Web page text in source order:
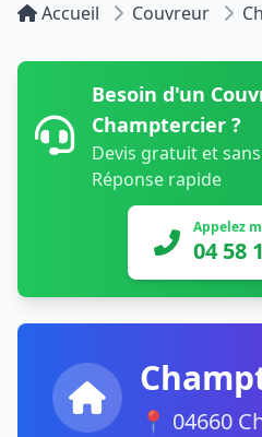
Accueil Couvreur
Besoin d'un
Champtercier ?
Devis gratuit et
Réponse rapide
Appelez
04 58
📍 04660